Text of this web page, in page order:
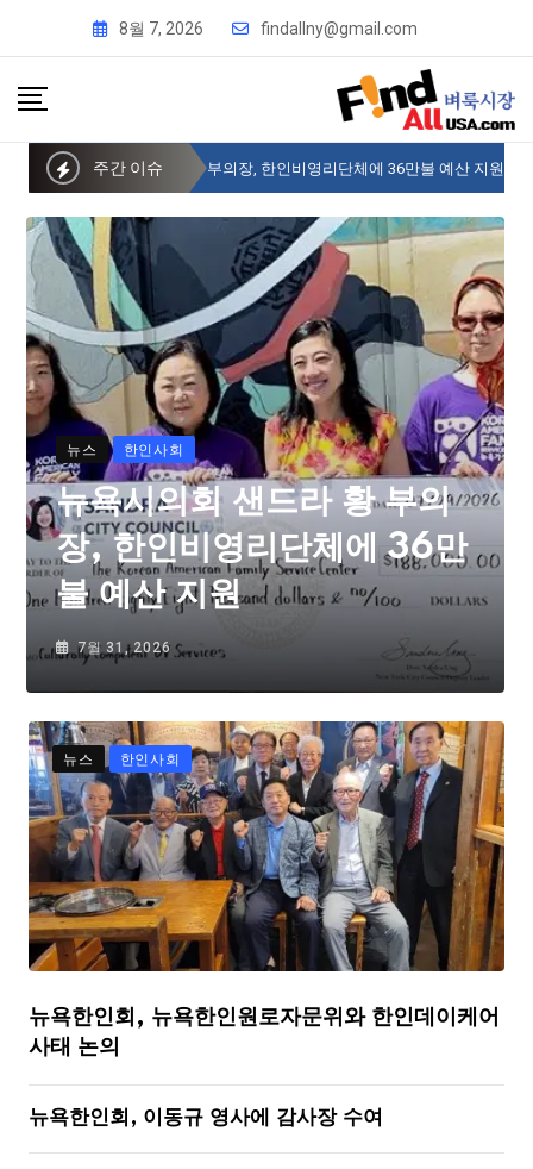
8월 7, 2026 findallny@gmail.com
주간 이슈
뉴욕시의회 샌드라 황 부의장, 한인비영리단체에 36만불 예산 지원
뉴스 한인사회
뉴욕시의회 샌드라 황 부의
장, 한인비영리단체에 36만
불 예산 지원
7월 31, 2026
뉴스 한인사회
뉴욕한인회, 뉴욕한인원로자문위와 한인데이케어
사태 논의
뉴욕한인회, 이동규 영사에 감사장 수여